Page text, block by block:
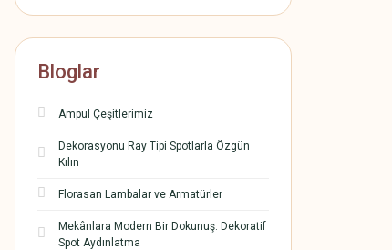
Bloglar
Ampul Çeşitlerimiz
Dekorasyonu Ray Tipi Spotlarla Özgün
Kılın
Florasan Lambalar ve Armatürler
Mekânlara Modern Bir Dokunuş: Dekoratif
Spot Aydınlatma